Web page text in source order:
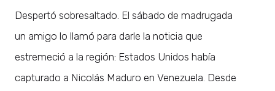
Despertó sobresaltado. El sábado de madrugada
un amigo lo llamó para darle la noticia que
estremeció a la región: Estados Unidos había
capturado a Nicolás Maduro en Venezuela. Desde